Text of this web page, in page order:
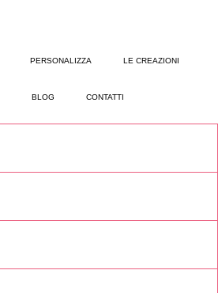
PERSONALIZZA LE CREAZIONI
BLOG CONTATTI